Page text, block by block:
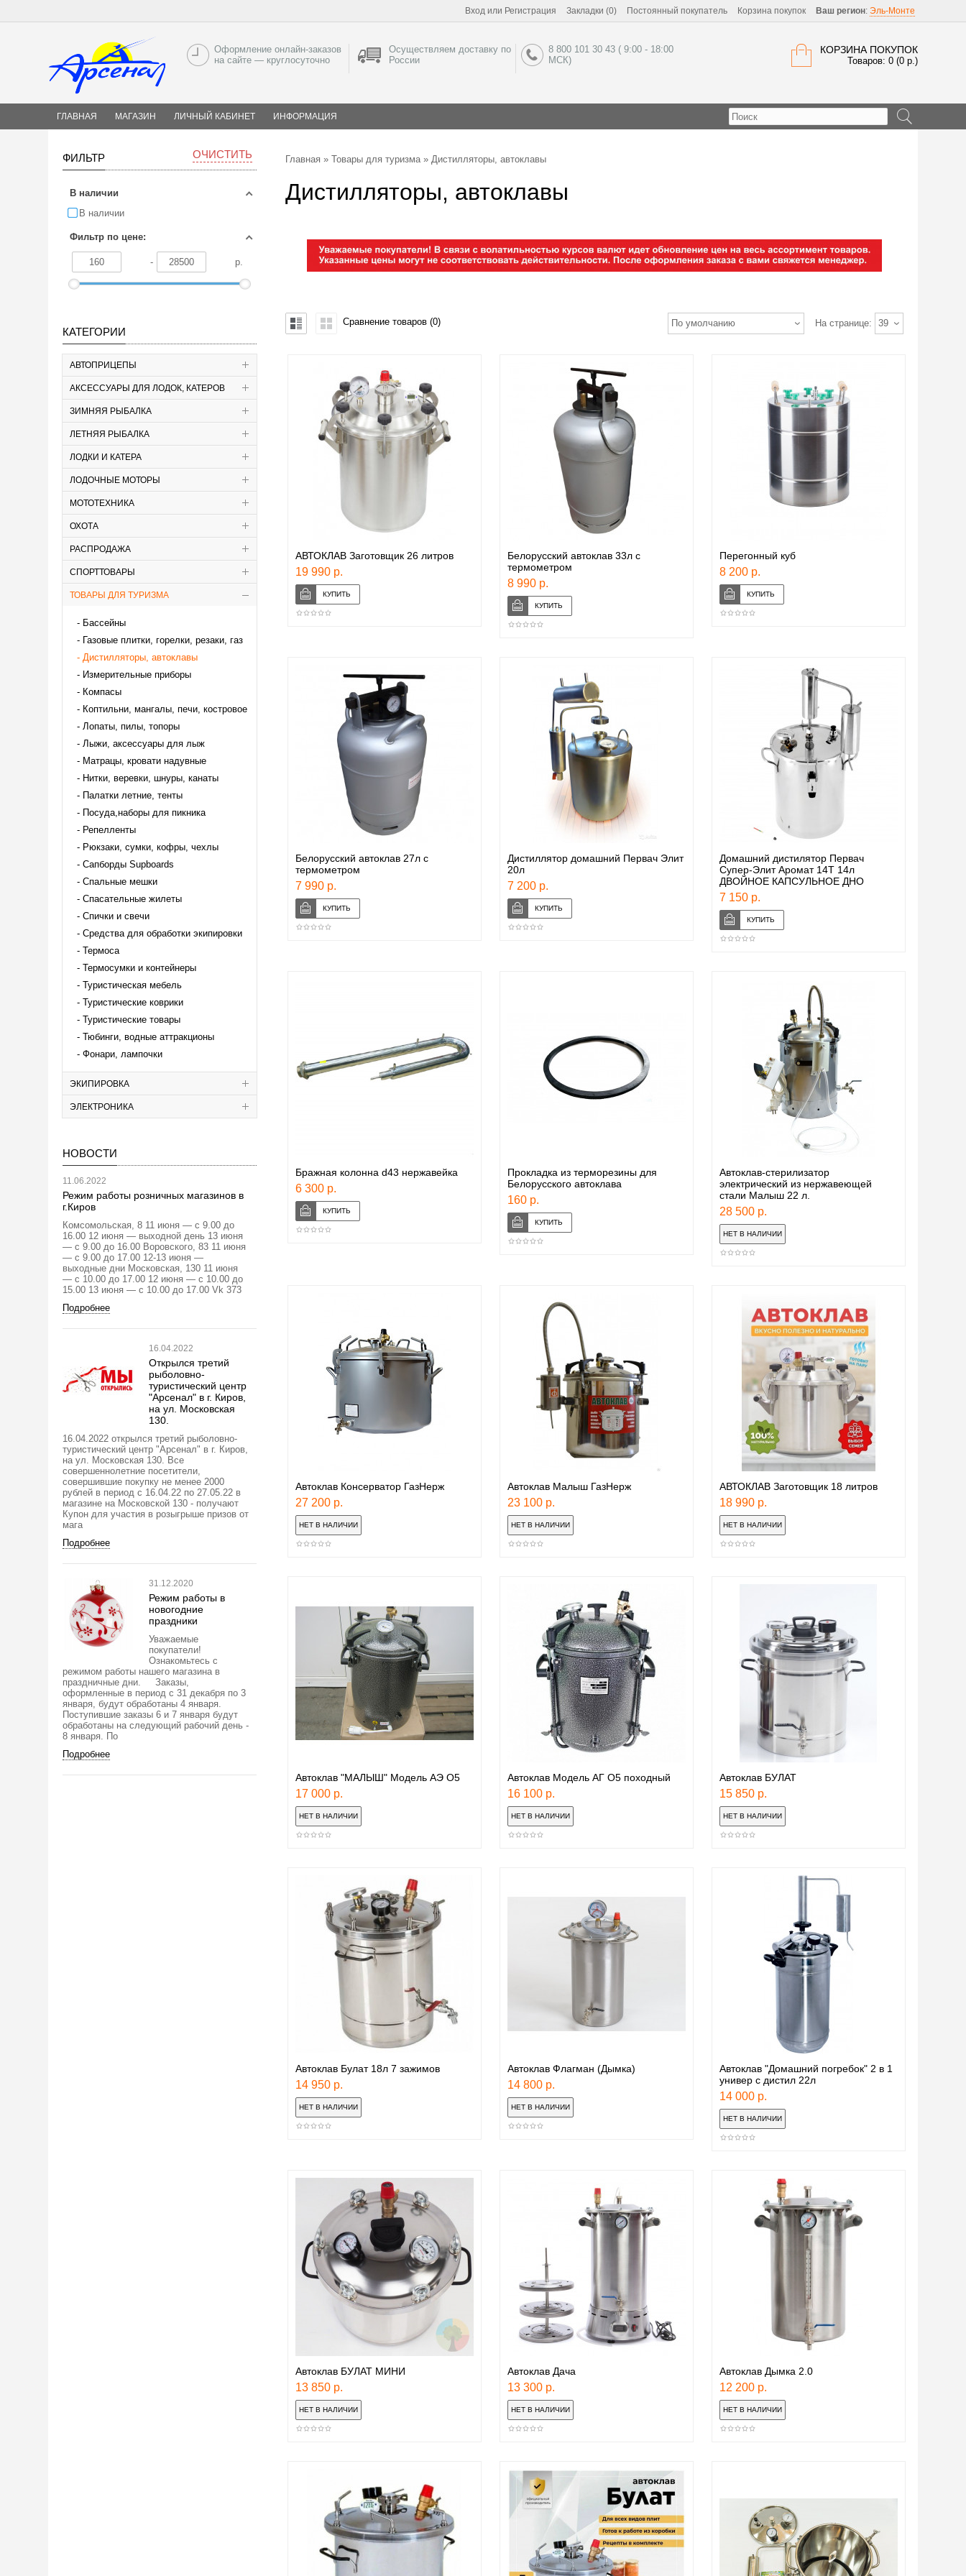
Вход или Регистрация Закладки (0) Постоянный покупатель Корзина покупок Ваш регион: Эль-Монте
КОРЗИНА ПОКУПОК
Товаров: 0 (0 р.)
Оформление онлайн-заказов
на сайте — круглосуточно
Осуществляем доставку по
России
8 800 101 30 43 ( 9:00 - 18:00
МСК)
ГЛАВНАЯ МАГАЗИН ЛИЧНЫЙ КАБИНЕТ ИНФОРМАЦИЯ
ФИЛЬТР ОЧИСТИТЬ
В наличии
В наличии
Фильтр по цене:
- р.
КАТЕГОРИИ
АВТОПРИЦЕПЫ
АКСЕССУАРЫ ДЛЯ ЛОДОК, КАТЕРОВ
ЗИМНЯЯ РЫБАЛКА
ЛЕТНЯЯ РЫБАЛКА
ЛОДКИ И КАТЕРА
ЛОДОЧНЫЕ МОТОРЫ
МОТОТЕХНИКА
ОХОТА
РАСПРОДАЖА
СПОРТТОВАРЫ
ТОВАРЫ ДЛЯ ТУРИЗМА
Бассейны
Газовые плитки, горелки, резаки, газ
Дистилляторы, автоклавы
Измерительные приборы
Компасы
Коптильни, мангалы, печи, костровое
Лопаты, пилы, топоры
Лыжи, аксессуары для лыж
Матрацы, кровати надувные
Нитки, веревки, шнуры, канаты
Палатки летние, тенты
Посуда,наборы для пикника
Репелленты
Рюкзаки, сумки, кофры, чехлы
Сапборды Supboards
Спальные мешки
Спасательные жилеты
Спички и свечи
Средства для обработки экипировки
Термоса
Термосумки и контейнеры
Туристическая мебель
Туристические коврики
Туристические товары
Тюбинги, водные аттракционы
Фонари, лампочки
ЭКИПИРОВКА
ЭЛЕКТРОНИКА
НОВОСТИ
11.06.2022
Режим работы розничных магазинов в
г.Киров
Комсомольская, 8 11 июня — с 9.00 до
16.00 12 июня — выходной день 13 июня
— с 9.00 до 16.00 Воровского, 83 11 июня
— с 9.00 до 17.00 12-13 июня —
выходные дни Московская, 130 11 июня
— с 10.00 до 17.00 12 июня — с 10.00 до
15.00 13 июня — с 10.00 до 17.00 Vk 373
Подробнее
16.04.2022
Открылся третий
рыболовно-
туристический центр
"Арсенал" в г. Киров,
на ул. Московская
130.
16.04.2022 открылся третий рыболовно-
туристический центр "Арсенал" в г. Киров,
на ул. Московская 130. Все
совершеннолетние посетители,
совершившие покупку не менее 2000
рублей в период с 16.04.22 по 27.05.22 в
магазине на Московской 130 - получают
Купон для участия в розыгрыше призов от
мага
Подробнее
31.12.2020
Режим работы в
новогодние
праздники
Уважаемые
покупатели!
Ознакомьтесь с
режимом работы нашего магазина в
праздничные дни. Заказы,
оформленные в период с 31 декабря по 3
января, будут обработаны 4 января.
Поступившие заказы 6 и 7 января будут
обработаны на следующий рабочий день -
8 января. По
Подробнее
Главная » Товары для туризма» Дистилляторы, автоклавы
Дистилляторы, автоклавы
На странице: 39
По умолчанию
Сравнение товаров (0)
АВТОКЛАВ Заготовщик 26 литров
19 990 р.
Белорусский автоклав 33л с
термометром
8 990 р.
Перегонный куб
8 200 р.
Белорусский автоклав 27л с
термометром
7 990 р.
Дистиллятор домашний Первач Элит
20л
7 200 р.
Домашний дистилятор Первач
Супер-Элит Аромат 14Т 14л
ДВОЙНОЕ КАПСУЛЬНОЕ ДНО
7 150 р.
Бражная колонна d43 нержавейка
6 300 р.
Прокладка из терморезины для
Белорусского автоклава
160 р.
Автоклав-стерилизатор
электрический из нержавеющей
стали Малыш 22 л.
28 500 р.
Автоклав Консерватор ГазНерж
27 200 р.
Автоклав Малыш ГазНерж
23 100 р.
АВТОКЛАВ Заготовщик 18 литров
18 990 р.
Автоклав "МАЛЫШ" Модель АЭ О5
17 000 р.
Автоклав Модель АГ O5 походный
16 100 р.
Автоклав БУЛАТ
15 850 р.
Автоклав Булат 18л 7 зажимов
14 950 р.
Автоклав Флагман (Дымка)
14 800 р.
Автоклав "Домашний погребок" 2 в 1
универ с дистил 22л
14 000 р.
Автоклав БУЛАТ МИНИ
13 850 р.
Автоклав Дача
13 300 р.
Автоклав Дымка 2.0
12 200 р.